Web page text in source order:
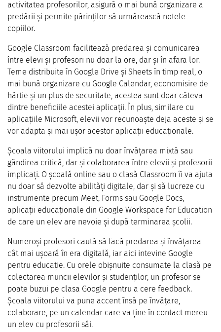
activitatea profesorilor, asigură o mai bună organizare a
predării și permite părinților să urmărească notele
copiilor.
Google Classroom facilitează predarea și comunicarea
între elevi și profesori nu doar la ore, dar și în afara lor.
Teme distribuite în Google Drive și Sheets în timp real, o
mai bună organizare cu Google Calendar, economisire de
hârtie și un plus de securitate, acestea sunt doar câteva
dintre beneficiile acestei aplicații. În plus, similare cu
aplicațiile Microsoft, elevii vor recunoaște deja aceste și se
vor adapta și mai ușor acestor aplicații educaționale.
Școala viitorului implică nu doar învățarea mixtă sau
gândirea critică, dar și colaborarea între elevii și profesorii
implicați. O școală online sau o clasă Classroom îi va ajuta
nu doar să dezvolte abilități digitale, dar și să lucreze cu
instrumente precum Meet, Forms sau Google Docs,
aplicații educaționale din Google Workspace for Education
de care un elev are nevoie și după terminarea școlii.
Numeroși profesori caută să facă predarea și învățarea
cât mai ușoară în era digitală, iar aici intevine Google
pentru educație. Cu orele obișnuite consumate la clasă pe
colectarea muncii elevilor și studenților, un profesor se
poate buzui pe clasa Google pentru a cere feedback.
Școala viitorului va pune accent însă pe învățare,
colaborare, pe un calendar care va ține în contact mereu
un elev cu profesorii săi.